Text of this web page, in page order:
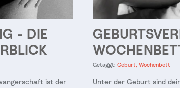
- DIE
ist der
Getaggt: Geburt Wochenbett
Unter der Geburt sind